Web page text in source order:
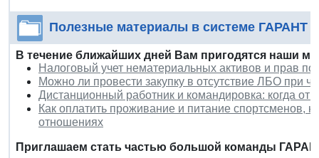
Полезные материалы в системе ГАРАНТ
В течение ближайших дней Вам пригодятся наши
Налоговый учет нематериальных активов и прав
Можно ли провести закупку в отсутствие ЛБО при
Дистанционный работник и командировка: когда
Как оплатить проживание и питание спортсменов,
отношениях
Приглашаем стать частью большой команды